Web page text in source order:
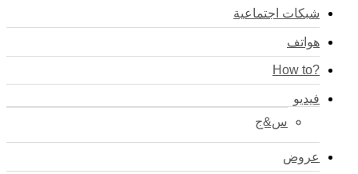
شبكات اجتماعية
هواتف
?How to
فيديو
س&ج
عروض